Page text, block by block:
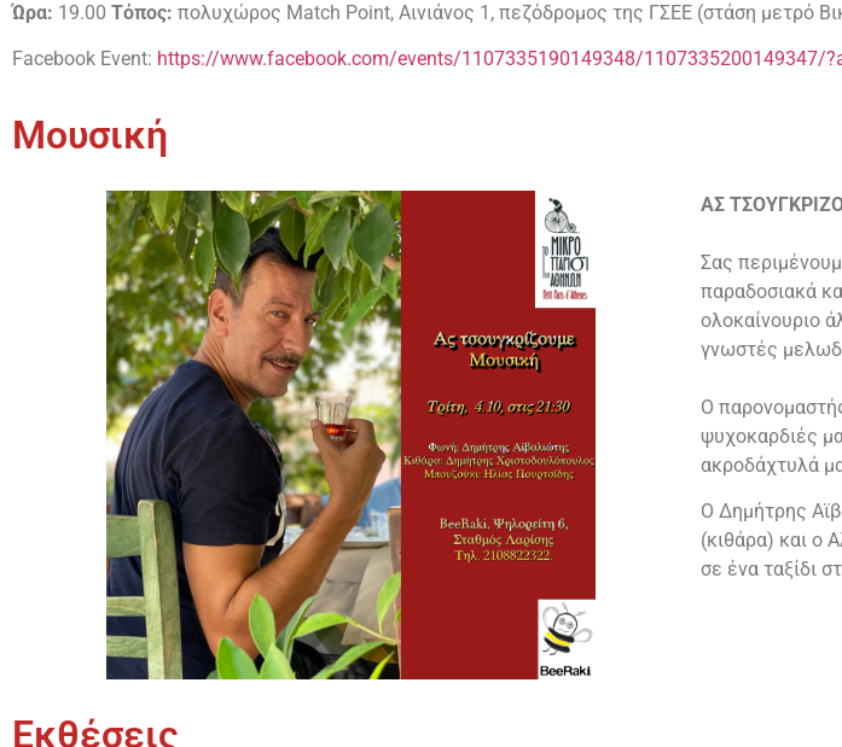
Ώρα: 19.00 Τόπος: πολυχώρος Match Point, Αινιάνος 1, πεζόδρομος της ΓΣΕΕ (στάση μετρό
Facebook Event: https://www.facebook.com/events/1107335190149348/1107335200149347/
Μουσική
ΑΣ
Σας
παραδοσιακά
ολοκαίνουριο
γνωστές
Ο
ψυχοκαρδιές
ακροδάχτυλά
Ο Δημήτρης
(κιθάρα) και ο
σε ένα ταξίδι
Εκθέσεις